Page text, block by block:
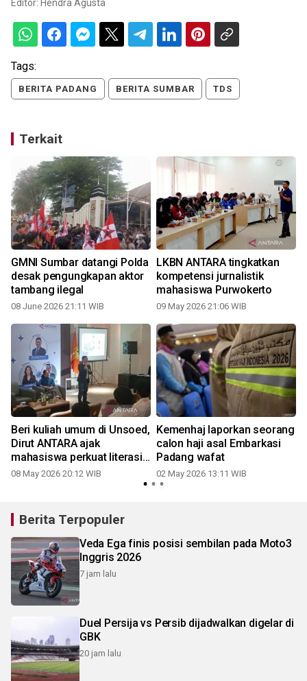
Editor: Hendra Agusta
Tags:
BERITA PADANG BERITA SUMBAR TDS
Terkait
GMNI Sumbar datangi Polda
desak pengungkapan aktor
tambang ilegal
08 June 2026 21:11 WIB
LKBN ANTARA tingkatkan
kompetensi jurnalistik
mahasiswa Purwokerto
09 May 2026 21:06 WIB
Beri kuliah umum di Unsoed,
Dirut ANTARA ajak
mahasiswa perkuat literasi
media
08 May 2026 20:12 WIB
Kemenhaj laporkan seorang
calon haji asal Embarkasi
Padang wafat
02 May 2026 13:11 WIB
Berita Terpopuler
Veda Ega finis posisi sembilan pada Moto3
Inggris 2026
7 jam lalu
Duel Persija vs Persib dijadwalkan digelar di
GBK
20 jam lalu